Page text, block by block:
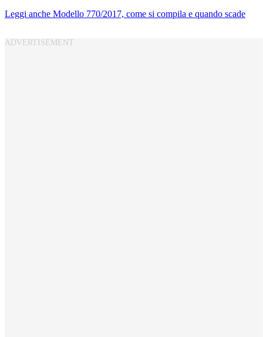
Leggi anche Modello 770/2017, come si compila e quando scade